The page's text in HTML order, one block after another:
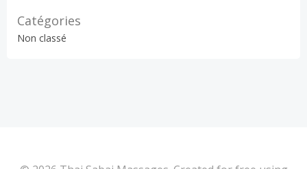
Catégories
Non classé